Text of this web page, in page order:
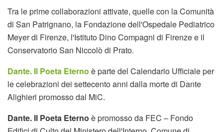
Tra le prime collaborazioni attivate, quelle con la Comunità
di San Patrignano, la Fondazione dell'Ospedale Pediatrico
Meyer di Firenze, l'Istituto Dino Compagni di Firenze e il
Conservatorio San Niccolò di Prato.
Dante. Il Poeta Eterno è parte del Calendario Ufficiale per
le celebrazioni dei settecento anni dalla morte di Dante
Alighieri promosso dal MiC.
Dante. Il Poeta Eterno è promosso da FEC – Fondo